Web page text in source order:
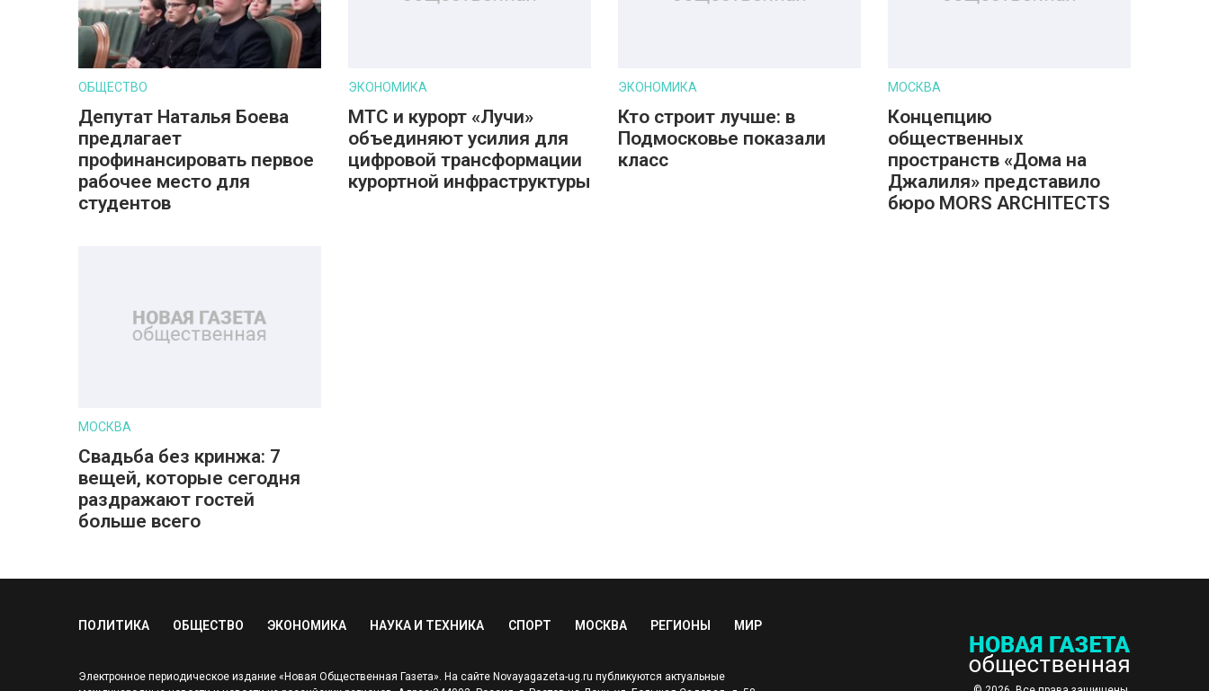
ОБЩЕСТВО
Депутат Наталья Боева
предлагает
профинансировать первое
рабочее место для
студентов
ЭКОНОМИКА
МТС и курорт «Лучи»
объединяют усилия для
цифровой трансформации
курортной инфраструктуры
ЭКОНОМИКА
Кто строит лучше: в
Подмосковье показали
класс
МОСКВА
Концепцию
общественных
пространств «Дома на
Джалиля» представило
бюро MORS ARCHITECTS
МОСКВА
Свадьба без кринжа: 7
вещей, которые сегодня
раздражают гостей
больше всего
ПОЛИТИКА ОБЩЕСТВО ЭКОНОМИКА НАУКА И ТЕХНИКА СПОРТ МОСКВА РЕГИОНЫ МИР
Электронное периодическое издание «Новая Общественная Газета». На сайте Novayagazeta-ug.ru публикуются актуальные